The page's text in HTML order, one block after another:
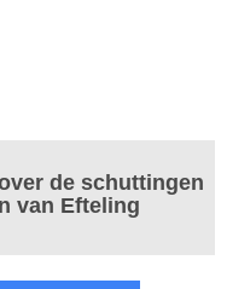
de schuttingen
van Efteling